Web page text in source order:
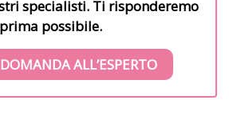
specialisti. Ti risponderemo
prima possibile.
ALL’ESPERTO